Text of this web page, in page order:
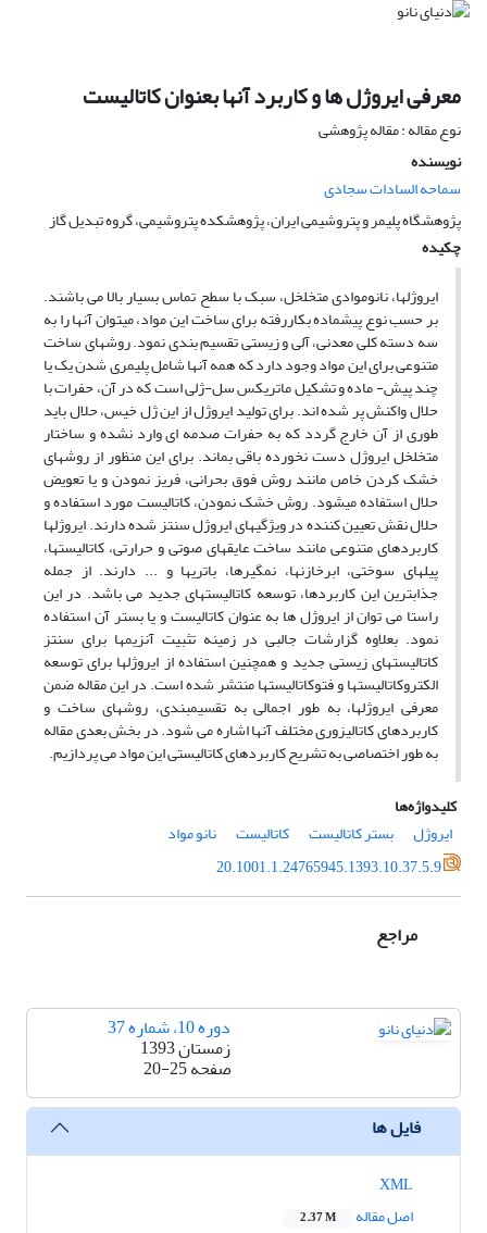
معرفی ایروژل ها و کاربرد آنها بعنوان کاتالیست
نوع مقاله : مقاله پژوهشی
نویسنده
سماحه السادات سجادی
پژوهشگاه پلیمر و پتروشیمی ایران، پژوهشکده پتروشیمی، گروه تبدیل گاز
چکیده
ایروژلها، نانوموادی متخلخل، سبک با سطح تماس بسیار بالا می باشند.
بر حسب نوع پیشماده بکاررفته برای ساخت این مواد، میتوان آنها را به
سه دسته کلی معدنی، آلی و زیستی تقسیم بندی نمود. روشهای ساخت
متنوعی برای این مواد وجود دارد که همه آنها شامل پلیمری شدن یک یا
چند پیش- ماده و تشکیل ماتریکس سل-ژلی است که در آن، حفرات با
حلال واکنش پر شده اند. برای تولید ایروژل از این ژل خیس، حلال باید
طوری از آن خارج گردد که به حفرات صدمه ای وارد نشده و ساختار
متخلخل ایروژل دست نخورده باقی بماند. برای این منظور از روشهای
خشک کردن خاص مانند روش فوق بحرانی، فریز نمودن و یا تعویض
حلال استفاده میشود. روش خشک نمودن، کاتالیست مورد استفاده و
حلال نقش تعیین کننده در ویژگیهای ایروژل سنتز شده دارند. ایروژلها
کاربردهای متنوعی مانند ساخت عایقهای صوتی و حرارتی، کاتالیستها،
پیلهای سوختی، ابرخازنها، نمگیرها، باتریها و ... دارند. از جمله
جذابترین این کاربردها، توسعه کاتالیستهای جدید می باشد. در این
راستا می توان از ایروژل ها به عنوان کاتالیست و یا بستر آن استفاده
نمود. بعلاوه گزارشات جالبی در زمینه تثبیت آنزیمها برای سنتز
کاتالیستهای زیستی جدید و همچنین استفاده از ایروژلها برای توسعه
الکتروکاتالیستها و فتوکاتالیستها منتشر شده است. در این مقاله ضمن
معرفی ایروژلها، به طور اجمالی به تقسیمبندی، روشهای ساخت و
کاربردهای کاتالیزوری مختلف آنها اشاره می شود. در بخش بعدی مقاله
به طور اختصاصی به تشریح کاربردهای کاتالیستی این مواد می پردازیم.
کلیدواژه‌ها
ایروژل
بستر کاتالیست کاتالیست
نانو مواد
20.1001.1.24765945.1393.10.37.5.9
مراجع
دوره 10، شماره 37
زمستان 1393
صفحه20-25
فایل ها
اصل مقاله
2.37 M